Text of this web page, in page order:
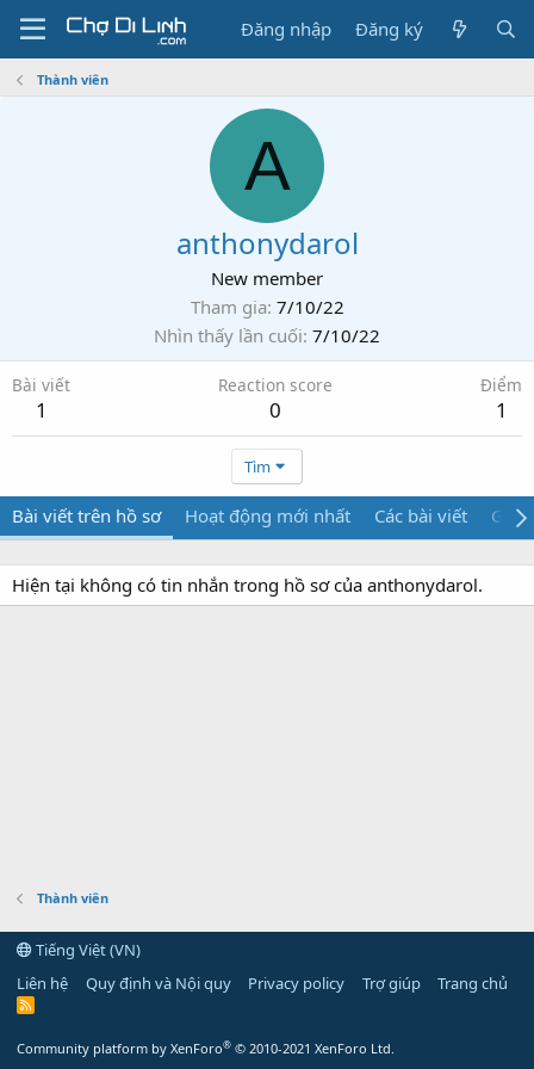
Đăng nhập Đăng ký
Thành viên
A
anthonydarol
New member
Tham gia 7/10/22
Nhìn thấy lần cuối 7/10/22
Bài viết
1
Reaction score
0
Điểm
1
Tìm
Bài viết trên hồ sơ Hoạt động mới nhất Các bài viết Giới
Hiện tại không có tin nhắn trong hồ sơ của anthonydarol.
Thành viên
Tiếng Việt (VN)
Liên hệ
Quy định và Nội quy Privacy policy Trợ giúp Trang chủ
R
Community platform by XenForo® © 2010-2021 XenForo Ltd.